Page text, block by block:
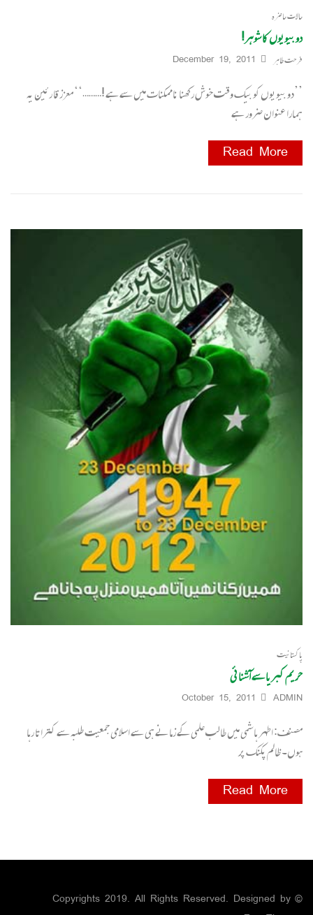
حالات حاضرہ
دو بیویوں کا شوہر!
فرحت طاہر December 19, 2011
’’دو بیویوں کو بیک وقت خوش رکھنا ناممکنات میں سے ہے !………‘‘ معزز قا رئین یہ
ہمارا عنوان ضرور ہے
Read More
پاکستانیت
حریم کبریا سے آشنائی
ADMIN
October 15, 2011
مصنف: اطہر ہاشمی میں طالب علمی کے زمانے ہی سے اسلامی جمعیت طلبہ سے کتراتا رہا
ہوں۔ ظالم پکنک پر
Read More
© Copyrights 2019. All Rights Reserved. Designed by